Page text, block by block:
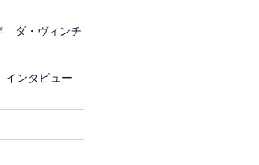
ンチ
ンタビュー